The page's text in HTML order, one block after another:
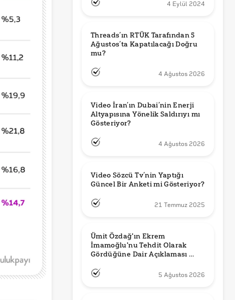
4 Eylül 2024
Threads’ın RTÜK Tarafından 5
Ağustos’ta Kapatılacağı Doğru
mu?
4 Ağustos 2026
Video İran’ın Dubai’nin Enerji
Altyapısına Yönelik Saldırıyı mı
Gösteriyor?
4 Ağustos 2026
Video Sözcü Tv’nin Yaptığı
Güncel Bir Anketi mi Gösteriyor?
21 Temmuz 2025
Ümit Özdağ'ın Ekrem
İmamoğlu'nu Tehdit Olarak
Gördüğüne Dair Açıklaması
5 Ağustos 2026